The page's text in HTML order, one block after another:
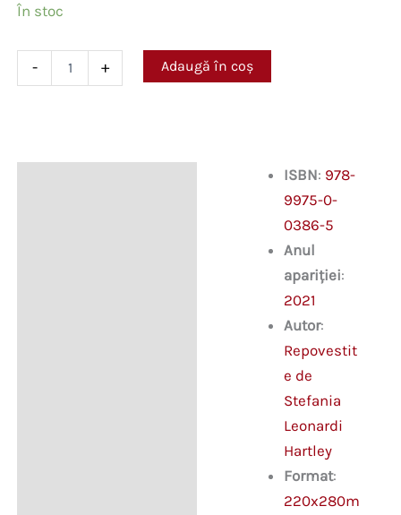
În stoc
-
groază
+ Adaugă în coș
ISBN: 978-
9975-0-
0386-5
Anul
apariției:
2021
Autor:
Repovestit
e de
Stefania
Leonardi
Hartley
Format:
220x280m